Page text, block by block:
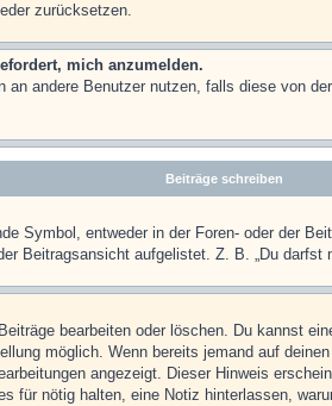
zurücksetzen.
mich anzumelden.
andere Benutzer nutzen, falls diese von
Beiträge schreiben
Symbol, entweder in der Foren- oder der
Beitragsansicht aufgelistet. Z. B. „Du
bearbeiten oder löschen. Du kannst
möglich. Wenn bereits jemand auf
angezeigt. Dieser Hinweis
für nötig halten, eine Notiz hinterlassen,